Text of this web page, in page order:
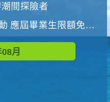
間探險者
屆畢業生限額免費參加
月